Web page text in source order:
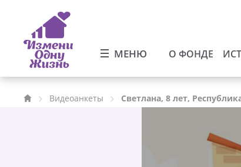
МЕНЮ О ФОНДЕ
Видеоанкеты Светлана, 8 лет,